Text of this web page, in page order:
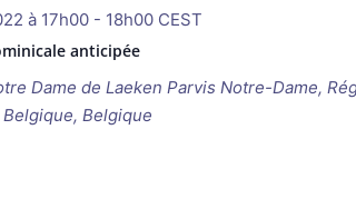
anticipée
à 17h00- 18h00 CEST
Dame de Laeken Parvis Notre-Dame,
Belgique, Belgique